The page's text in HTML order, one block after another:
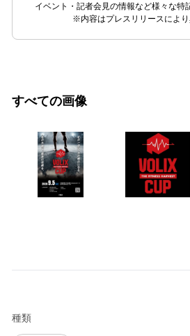
イベント・記者会見の情報など様々な特
※内容はプレスリリースにより
すべての画像
種類